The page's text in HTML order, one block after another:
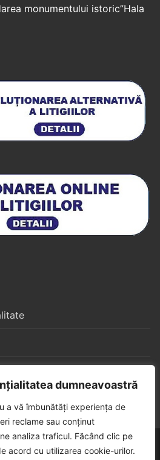
dumneavoastră
a vă îmbunătăți experiența de
reclame sau conținut
analiza traficul. Făcând clic pe
acord cu utilizarea cookie-urilor.
monumentului istoric”Hala
Constructii S3